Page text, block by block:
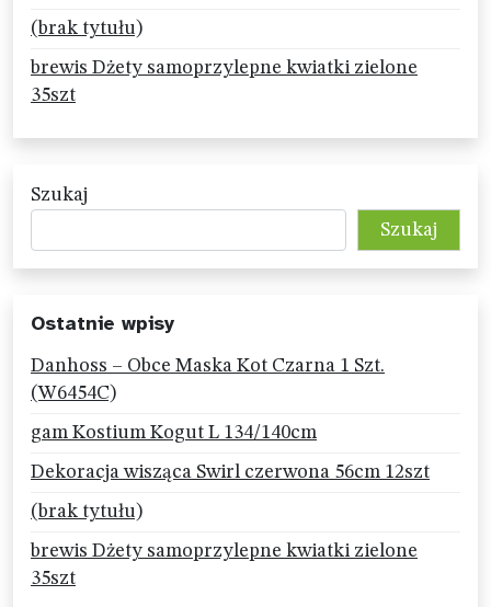
(brak tytułu)
brewis Dżety samoprzylepne kwiatki zielone
35szt
Szukaj
Szukaj
Ostatnie wpisy
Danhoss – Obce Maska Kot Czarna 1 Szt.
(W6454C)
gam Kostium Kogut L 134/140cm
Dekoracja wisząca Swirl czerwona 56cm 12szt
(brak tytułu)
brewis Dżety samoprzylepne kwiatki zielone
35szt